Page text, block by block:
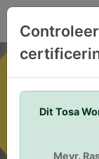
Dit Tosa
Mevr.